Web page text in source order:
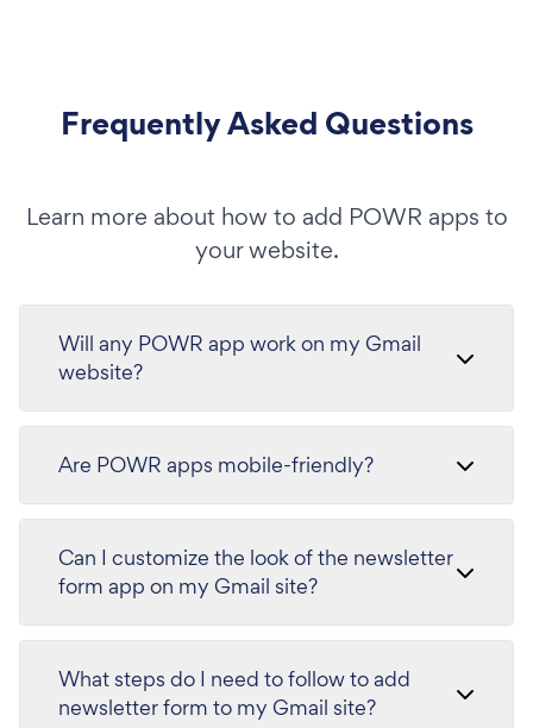
Frequently Asked Questions
Learn more about how to add POWR apps to
your website.
Will any POWR app work on my Gmail
website?
Are POWR apps mobile-friendly?
Can I customize the look of the newsletter
form app on my Gmail site?
What steps do I need to follow to add
newsletter form to my Gmail site?